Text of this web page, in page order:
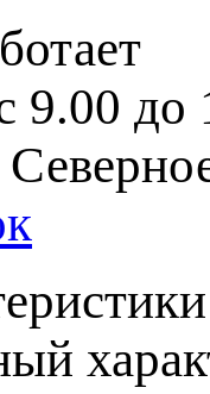
9.00 до